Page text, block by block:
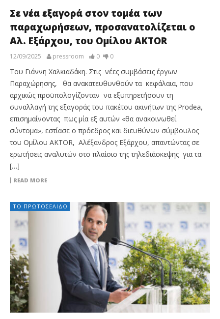
Σε νέα εξαγορά στον τομέα των
παραχωρήσεων, προσανατολίζεται ο
Αλ. Εξάρχου, του Ομίλου AKTOR
12/09/2025 pressroom 0 0
Του Γιάννη Χαλκιαδάκη. Στις νέες συμβάσεις έργων
Παραχώρησης, θα ανακατευθυνθούν τα κεφάλαια, που
αρχικώς προϋπολογίζονταν να εξυπηρετήσουν τη
συναλλαγή της εξαγοράς του πακέτου ακινήτων της Prodea,
επισημαίνοντας πως μία εξ αυτών «θα ανακοινωθεί
σύντομα», εστίασε ο πρόεδρος και διευθύνων σύμβουλος
του Ομίλου AKTOR, Αλέξανδρος Εξάρχου, απαντώντας σε
ερωτήσεις αναλυτών στο πλαίσιο της τηλεδιάσκεψης για τα
[…]
READ MORE
ΤΟ ΠΡΩΤΟΣΈΛΙΔΟ